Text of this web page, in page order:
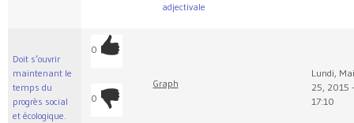
adjectivale
Doit s’ouvrir
maintenant le
temps du
progrès social
et écologique.
0
0
Graph
Lundi, Mai
25, 2015 -
17:10